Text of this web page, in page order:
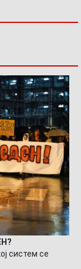
систем се